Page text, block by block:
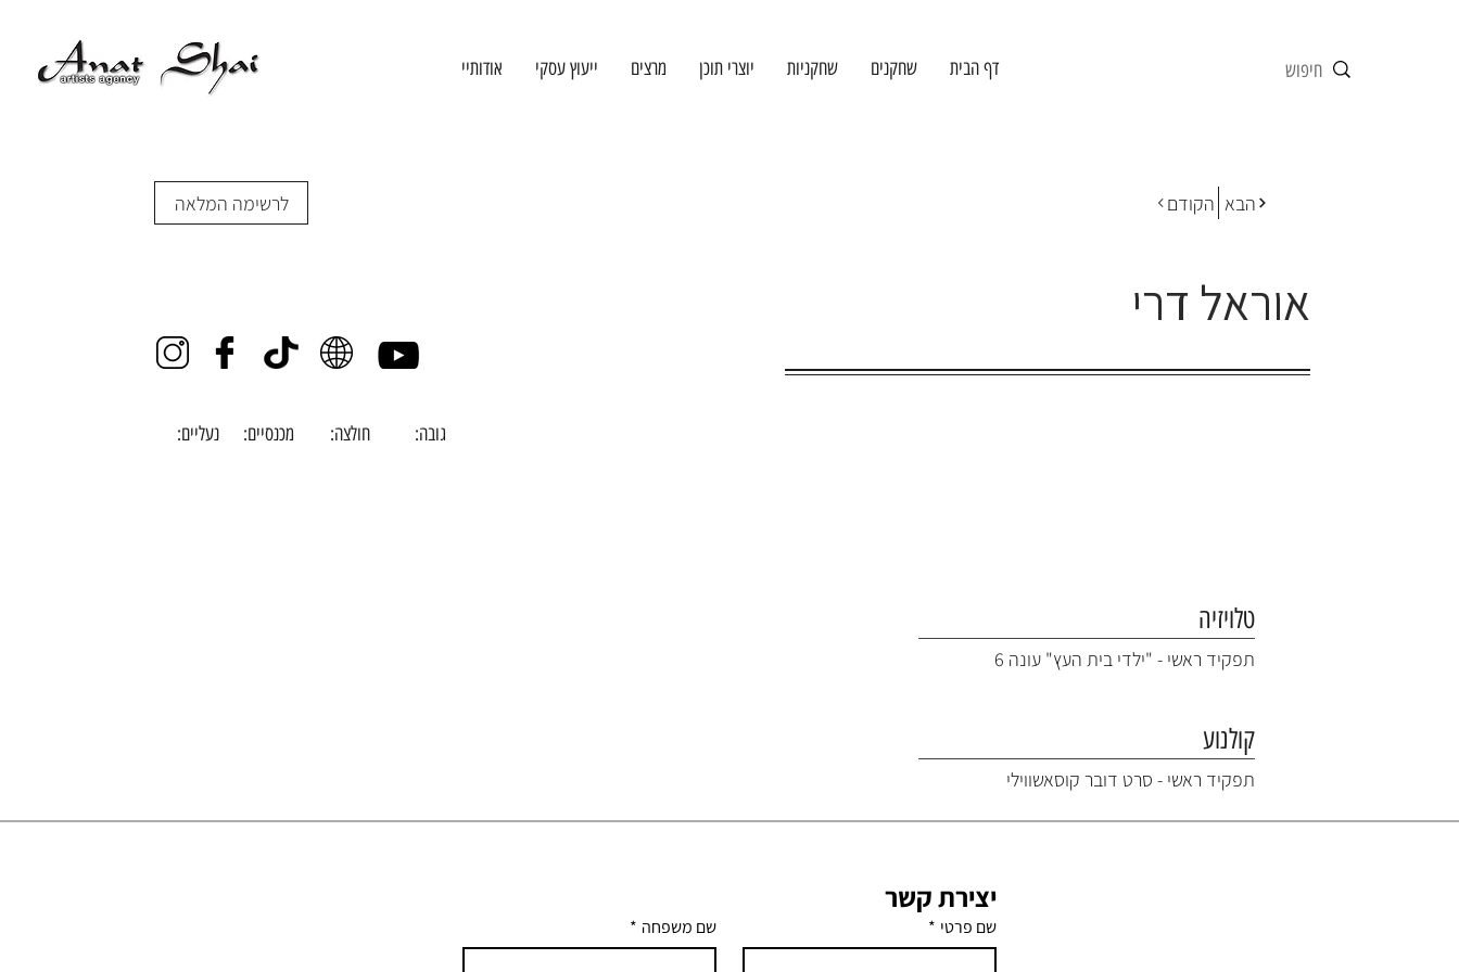
דף הבית שחקנים שחקניות יוצרי תוכן מרצים ייעוץ עסקי אודותיי
לרשימה המלאה הקודם הבא
אוראל דרי
נעליים: מכנסיים: חולצה: גובה:
טלויזיה
תפקיד ראשי - "ילדי בית העץ" עונה 6
קולנוע
תפקיד ראשי - סרט דובר קוסאשווילי
יצירת קשר
שם פרטי * שם משפחה *